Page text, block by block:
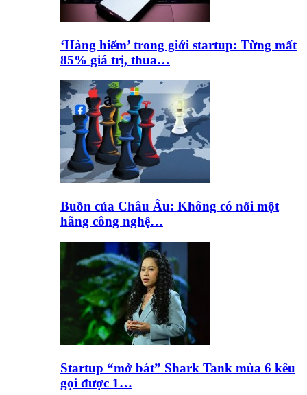
‘Hàng hiếm’ trong giới startup: Từng mất
85% giá trị, thua…
Buồn của Châu Âu: Không có nổi một
hãng công nghệ…
Startup “mở bát” Shark Tank mùa 6 kêu
gọi được 1…